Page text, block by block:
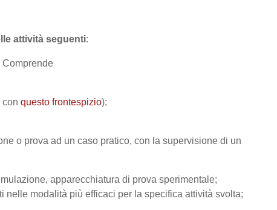
attività seguenti:
Comprende
con questo frontespizio);
o prova ad un caso pratico, con la supervisione di un
apparecchiatura di prova sperimentale;
modalità più efficaci per la specifica attività svolta;